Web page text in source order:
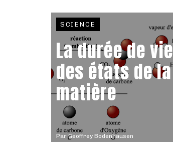
ParGeoffrey Bodenhausen
SCIENCE
La durée de vie
des états de la
matière